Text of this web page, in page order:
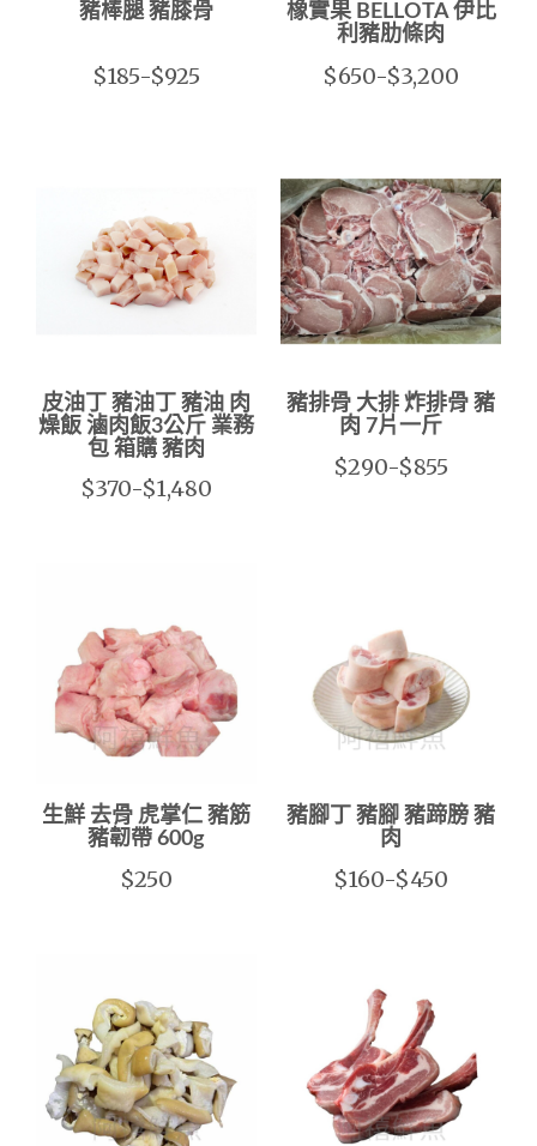
豬棒腿 豬膝骨
$185-$925
橡實果 BELLOTA 伊比
利豬肋條肉
$650-$3,200
皮油丁 豬油丁 豬油 肉
燥飯 滷肉飯3公斤 業務
包 箱購 豬肉
$370-$1,480
豬排骨 大排 炸排骨 豬
肉 7片一斤
$290-$855
生鮮 去骨 虎掌仁 豬筋
豬韌帶 600g
$250
豬腳丁 豬腳 豬蹄膀 豬
肉
$160-$450